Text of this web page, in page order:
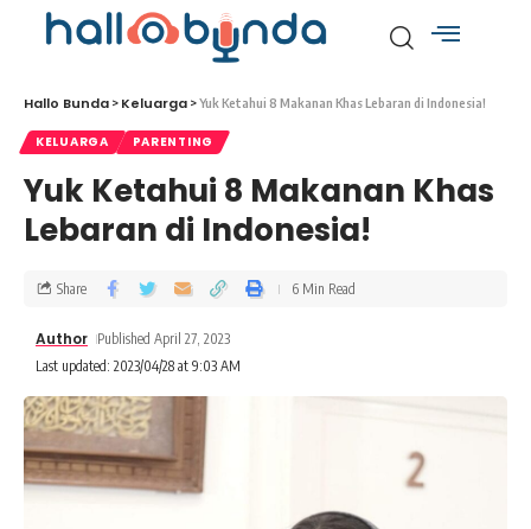
Hallo Bunda > Keluarga >Yuk Ketahui 8 Makanan Khas Lebaran di Indonesia!
KELUARGA PARENTING
Yuk Ketahui 8 Makanan Khas
Lebaran di Indonesia!
Last updated: 2023/04/28 at 9:03 AM
Author Published April 27, 2023
Share 6 Min Read